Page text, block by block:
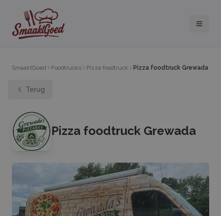
SmaaktGoed Foodtrucks Pizza foodtruck Pizza foodtruck Grewada
Terug
Pizza foodtruck Grewada